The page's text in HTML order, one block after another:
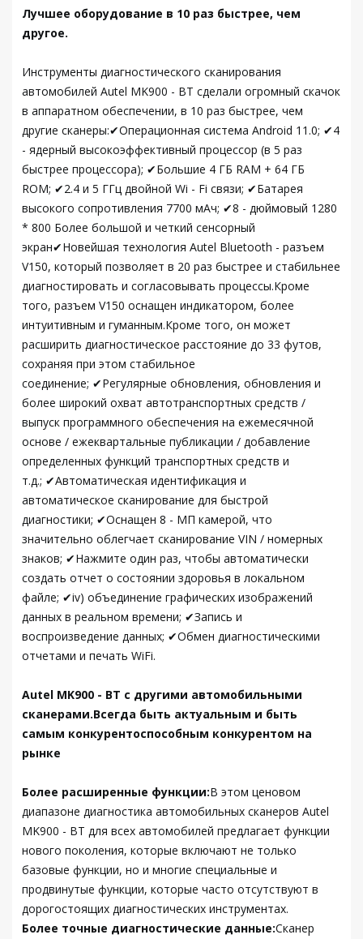
Лучшее оборудование в 10 раз быстрее, чем
другое.
Инструменты диагностического сканирования
автомобилей Autel MK900 - BT сделали огромный скачок
в аппаратном обеспечении, в 10 раз быстрее, чем
другие сканеры:✔Операционная система Android 11.0; ✔4
- ядерный высокоэффективный процессор (в 5 раз
быстрее процессора); ✔Большие 4 ГБ RAM + 64 ГБ
ROM; ✔2.4 и 5 ГГц двойной Wi - Fi связи; ✔Батарея
высокого сопротивления 7700 мАч; ✔8 - дюймовый 1280
* 800 Более большой и четкий сенсорный
экран✔Новейшая технология Autel Bluetooth - разъем
V150, который позволяет в 20 раз быстрее и стабильнее
диагностировать и согласовывать процессы.Кроме
того, разъем V150 оснащен индикатором, более
интуитивным и гуманным.Кроме того, он может
расширить диагностическое расстояние до 33 футов,
сохраняя при этом стабильное
соединение; ✔Регулярные обновления, обновления и
более широкий охват автотранспортных средств /
выпуск программного обеспечения на ежемесячной
основе / ежеквартальные публикации / добавление
определенных функций транспортных средств и
т.д.; ✔Автоматическая идентификация и
автоматическое сканирование для быстрой
диагностики; ✔Оснащен 8 - МП камерой, что
значительно облегчает сканирование VIN / номерных
знаков; ✔Нажмите один раз, чтобы автоматически
создать отчет о состоянии здоровья в локальном
файле; ✔iv) объединение графических изображений
данных в реальном времени; ✔Запись и
воспроизведение данных; ✔Обмен диагностическими
отчетами и печать WiFi.
Autel MK900 - BT с другими автомобильными
сканерами.Всегда быть актуальным и быть
самым конкурентоспособным конкурентом на
рынке
Более расширенные функции:В этом ценовом
диапазоне диагностика автомобильных сканеров Autel
MK900 - BT для всех автомобилей предлагает функции
нового поколения, которые включают не только
базовые функции, но и многие специальные и
продвинутые функции, которые часто отсутствуют в
дорогостоящих диагностических инструментах.
Более точные диагностические данные:Сканер